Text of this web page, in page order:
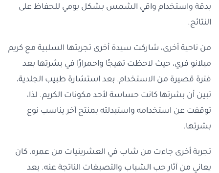
بدقة واستخدام واقي الشمس بشكل يومي للحفاظ على
النتائج.
من ناحية أخرى، شاركت سيدة أخرى تجربتها السلبية مع كريم
ميلانو فري، حيث لاحظت تهيجًا واحمرارًا في بشرتها بعد
فترة قصيرة من الاستخدام. بعد استشارة طبيب الجلدية،
تبين أن بشرتها كانت حساسة لأحد مكونات الكريم. لذا،
توقفت عن استخدامه واستبدلته بمنتج آخر يناسب نوع
بشرتها.
تجربة أخرى جاءت من شاب في العشرينيات من عمره، كان
يعاني من آثار حب الشباب والتصبغات الناتجة عنه. بعد